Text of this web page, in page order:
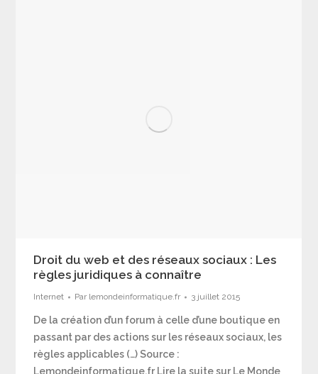
Droit du web et des réseaux sociaux : Les
règles juridiques à connaître
Internet Par lemondeinformatique.fr 3 juillet 2015
De la création d’un forum à celle d’une boutique en
passant par des actions sur les réseaux sociaux, les
règles applicables (…) Source :
Lemondeinformatique.fr Lire la suite sur Le Monde